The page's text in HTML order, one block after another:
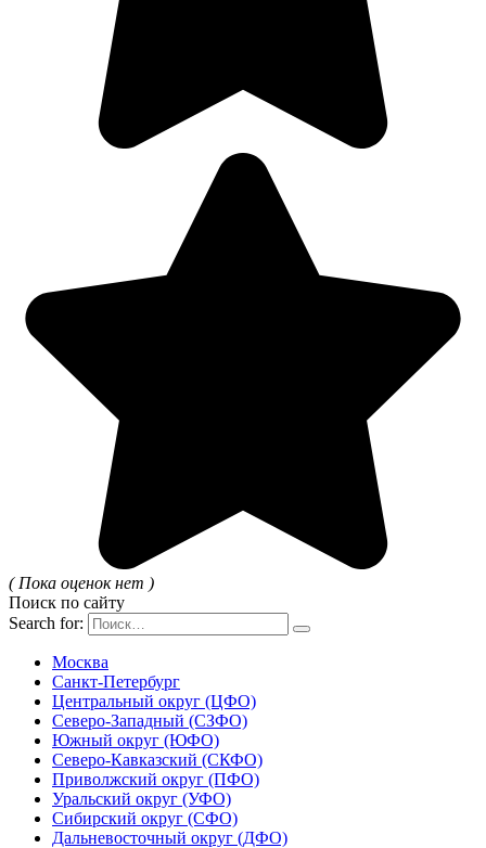
( Пока оценок нет )
Поиск по сайту
Search for:
Москва
Санкт-Петербург
Центральный округ (ЦФО)
Северо-Западный (СЗФО)
Южный округ (ЮФО)
Северо-Кавказский (СКФО)
Приволжский округ (ПФО)
Уральский округ (УФО)
Сибирский округ (СФО)
Дальневосточный округ (ДФО)